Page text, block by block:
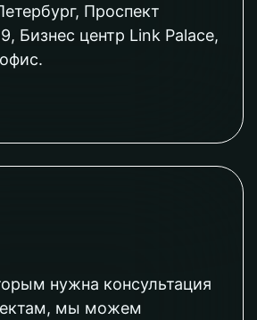
Проспект
Бизнес центр Link Palace,
нужна консультация
мы можем